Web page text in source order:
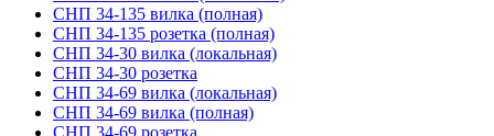
СНП 34-135 вилка (полная)
СНП 34-135 розетка (полная)
СНП 34-30 вилка (локальная)
СНП 34-30 розетка
СНП 34-69 вилка (локальная)
СНП 34-69 вилка (полная)
СНП 34-69 розетка